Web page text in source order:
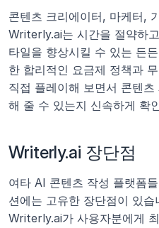
콘텐츠 크리에이터, 마케터,
Writerly.ai는 시간을 절약하
타일을 향상시킬 수 있는 든
한 합리적인 요금제 정책과
직접 플레이해 보면서 콘텐
해 줄 수 있는지 신속하게 확
Writerly.ai 장단점
여타 AI 콘텐츠 작성 플랫폼
션에는 고유한 장단점이 있
Writerly.ai가 사용자분에게